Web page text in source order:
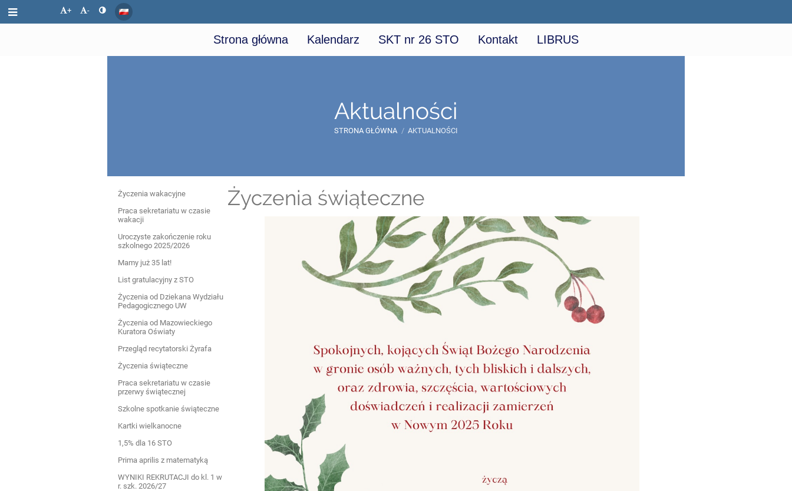
+ -
Strona główna Kalendarz SKT nr 26 STO Kontakt LIBRUS
Aktualności
STRONA GŁÓWNA / AKTUALNOŚCI
Aktualności
Życzenia wakacyjne
Praca sekretariatu w czasie
wakacji
Uroczyste zakończenie roku
szkolnego 2025/2026
Mamy już 35 lat!
List gratulacyjny z STO
Życzenia od Dziekana Wydziału
Pedagogicznego UW
Życzenia od Mazowieckiego
Kuratora Oświaty
Przegląd recytatorski Żyrafa
Życzenia świąteczne
Praca sekretariatu w czasie
przerwy świątecznej
Szkolne spotkanie świąteczne
Kartki wielkanocne
1,5% dla 16 STO
Prima aprilis z matematyką
WYNIKI REKRUTACJI do kl. 1 w
r. szk. 2026/27
Życzenia świąteczne